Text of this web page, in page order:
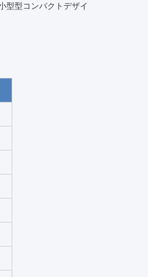
型型コンパクトデザイ